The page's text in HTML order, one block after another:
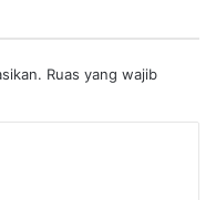
Ruas yang wajib